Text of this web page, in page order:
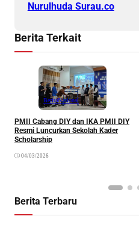
Nurulhuda Surau.co
Berita Terkait
BeritaNasional
PMII Cabang DIY dan IKA PMII DIY
Resmi Luncurkan Sekolah Kader
Scholarship
04/03/2026
Berita Terbaru